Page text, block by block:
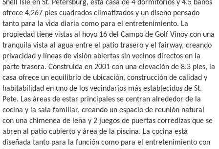
Snell Isle en St. Petersburg, esta casa de 4 dormitorios y 4.5 baños
ofrece 4,267 pies cuadrados climatizados y un diseño pensado
tanto para la vida diaria como para el entretenimiento. La
propiedad tiene vistas al hoyo 16 del Campo de Golf Vinoy con una
tranquila vista al agua entre el patio trasero y el fairway, creando
privacidad y líneas de visión abiertas sin vecinos directos en la
parte trasera. Construida en 2001 con una elevación de 8.3 pies, la
casa ofrece un equilibrio de ubicación, construcción de calidad y
habitabilidad en uno de los vecindarios más establecidos de St.
Pete. Las áreas de estar principales se centran alrededor de la
cocina y la sala familiar, creando un espacio de reunión natural
con una chimenea de leña y 2 juegos de puertas corredizas que se
abren al patio cubierto y área de la piscina. La cocina está
diseñada tanto para la función como para el entretenimiento con